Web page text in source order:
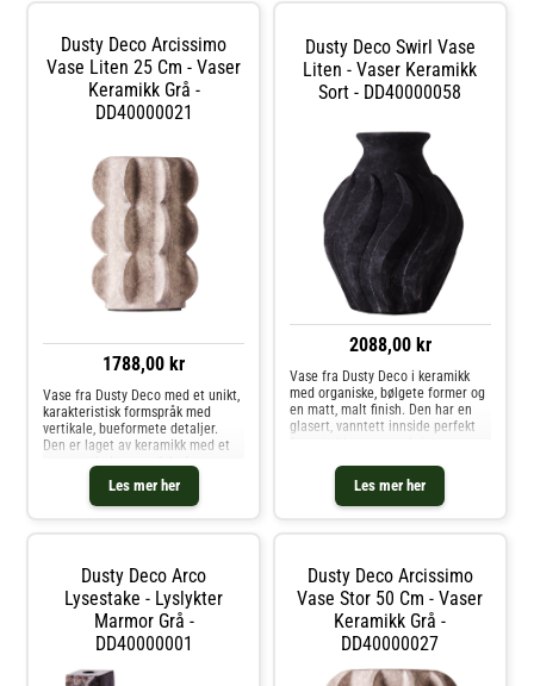
Lyslykter og andre Lysestaker &
Lyslykter hos Royal Design.
Designet av Edin & Lina
Kjellvertz.- Vanntett. Kjøp Vaser
og andre Dekorasjon hos Royal
Design.
Dusty Deco Arcissimo
Vase Liten 25 Cm - Vaser
Keramikk Grå -
DD40000021
1788,00 kr
Les mer her
Vase fra Dusty Deco med et unikt,
karakteristisk formspråk med
vertikale, bueformete detaljer.
Den er laget av keramikk med et
snittblomster og kvister. Designet
av Edin & Lina Kjellvertz. Om
vasen fra Dusty Deco- Velg
Designet av Edin & Lina
Kjellvertz.- Vanntett. Kjøp Vaser
og andre Dekorasjon hos Royal
Dusty Deco Swirl Vase
Liten - Vaser Keramikk
Sort - DD40000058
2088,00 kr
Les mer her
Vase fra Dusty Deco i keramikk
med organiske, bølgete former og
en matt, malt finish. Den har en
glasert, vanntett innside perfekt
Om vasen fra Dusty Deco- Finnes i
forskjellige varianter.- Vanntett
innside.- Designet av Edin & Lina
Dusty Deco Arco
Lysestake - Lyslykter
Marmor Grå -
DD40000001
Dusty Deco Arcissimo
Vase Stor 50 Cm - Vaser
Keramikk Grå -
DD40000027